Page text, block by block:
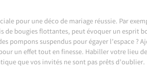
pour une déco de mariage réussie. Par
de bougies flottantes, peut évoquer un esprit
pompons suspendus pour égayer l’espace ?
un effet tout en finesse. Habiller votre lieu
que vos invités ne sont pas prêts d’oublier.